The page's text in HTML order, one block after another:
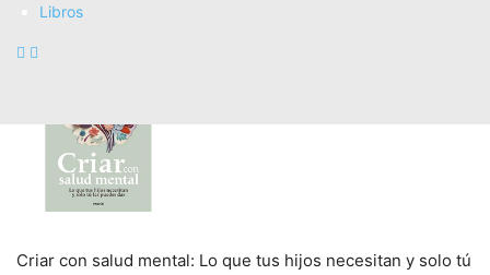
Libros
Criar con salud mental: Lo que tus hijos necesitan y solo tú